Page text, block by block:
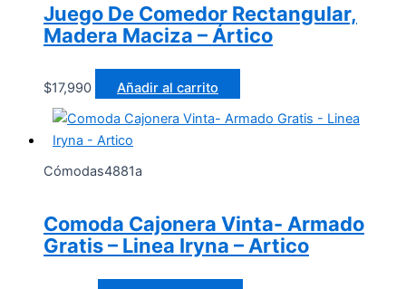
Juego De Comedor Rectangular,
Madera Maciza – Ártico
$17,990 Añadir al carrito
Cómodas4881a
Comoda Cajonera Vinta- Armado
Gratis – Linea Iryna – Artico